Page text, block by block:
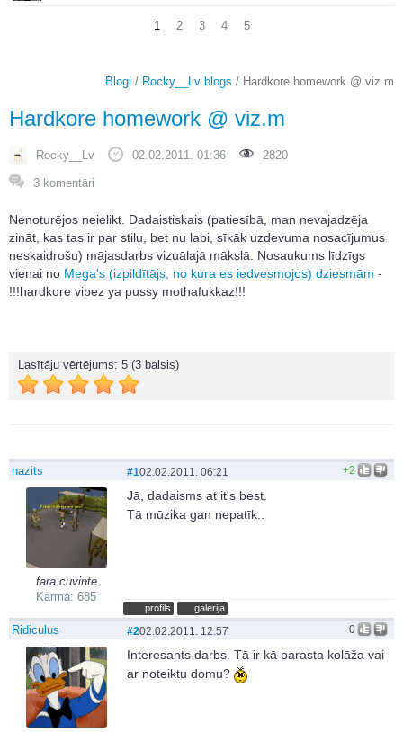
1 2 3 4 5
Blogi / Rocky__Lv blogs / Hardkore homework @ viz.m
Hardkore homework @ viz.m
Rocky__Lv 02.02.2011. 01:36 2820
3 komentāri
Nenoturējos neielikt. Dadaistiskais (patiesībā, man nevajadzēja
zināt, kas tas ir par stilu, bet nu labi, sīkāk uzdevuma nosacījumus
neskaidrošu) mājasdarbs vizuālajā mākslā. Nosaukums līdzīgs
vienai no Mega's (izpildītājs, no kura es iedvesmojos) dziesmām -
!!!hardkore vibez ya pussy mothafukkaz!!!
Lasītāju vērtējums: 5 (3 balsis)
nazits
fara cuvinte
Karma: 685
+2
#102.02.2011. 06:21
Jā, dadaisms at it's best.
Tā mūzika gan nepatīk..
profils galerija
Ridiculus 0
#202.02.2011. 12:57
Interesants darbs. Tā ir kā parasta kolāža vai
ar noteiktu domu?